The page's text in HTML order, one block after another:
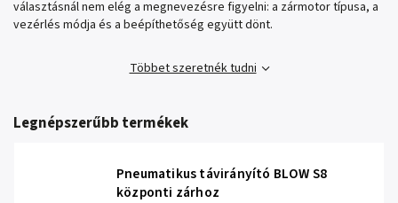
választásnál nem elég a megnevezésre figyelni: a zármotor típusa, a
vezérlés módja és a beépíthetőség együtt dönt.
Többet szeretnék tudni
Legnépszerűbb termékek
Pneumatikus távirányító BLOW S8
központi zárhoz